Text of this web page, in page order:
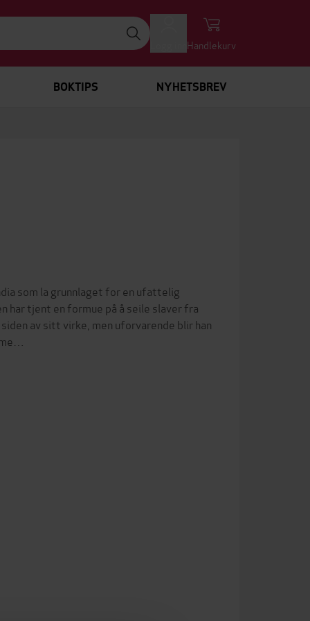
Handlekurv
BOKTIPS NYHETSBREV
som la grunnlaget for en ufattelig
har tjent en formue på å seile slaver fra
av sitt virke, men uforvarende blir han